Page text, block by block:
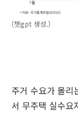
(챗gpt 생성.)
주거 수요가 몰리
서 무주택 실수요